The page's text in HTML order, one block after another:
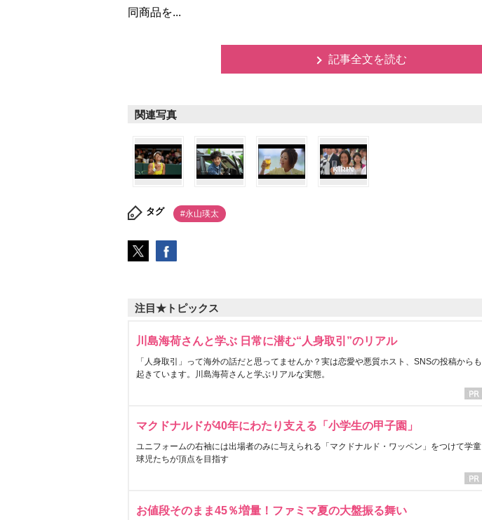
同商品を...
記事全文を読む
関連写真
タグ #永山瑛太
注目★トピックス
川島海荷さんと学ぶ 日常に潜む“人身取引”のリアル
「人身取引」って海外の話だと思ってませんか？実は恋愛や悪質ホスト、SNSの投稿からも
起きています。川島海荷さんと学ぶリアルな実態。
マクドナルドが40年にわたり支える「小学生の甲子園」
ユニフォームの右袖には出場者のみに与えられる「マクドナルド・ワッペン」をつけて学童
球児たちが頂点を目指す
お値段そのまま45％増量！ファミマ夏の大盤振る舞い